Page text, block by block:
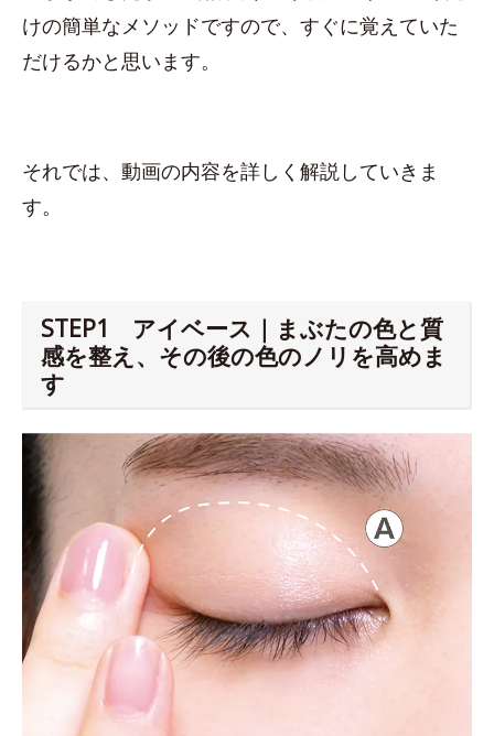
けの簡単なメソッドですので、すぐに覚えていた
だけるかと思います。
それでは、動画の内容を詳しく解説していきま
す。
STEP1 アイベース｜まぶたの色と質
感を整え、その後の色のノリを高めま
す